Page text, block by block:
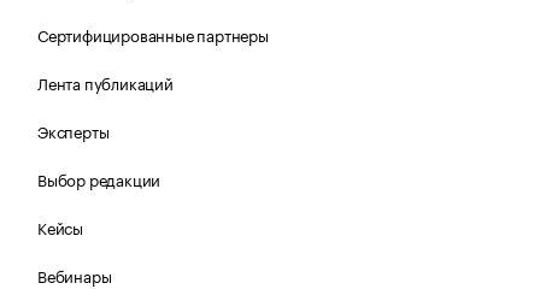
Сертифицированные партнеры
Лента публикаций
Эксперты
Выбор редакции
Кейсы
Вебинары